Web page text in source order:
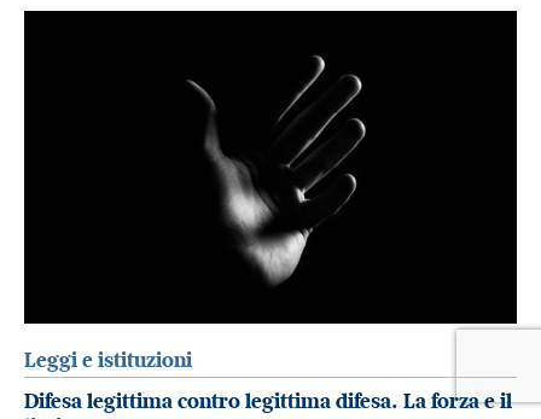
Leggi e istituzioni
Difesa legittima contro legittima difesa. La forza e il